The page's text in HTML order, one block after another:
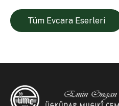
Tüm Evcara Eserleri